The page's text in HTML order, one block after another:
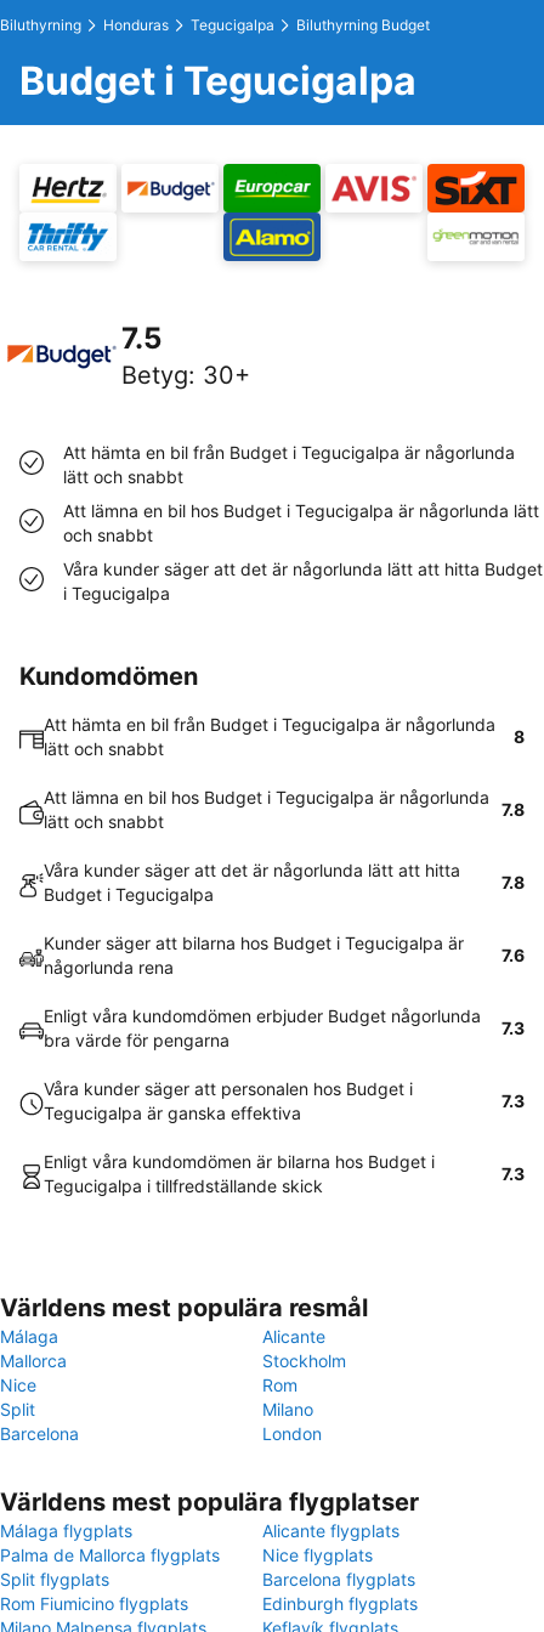
Biluthyrning Honduras Tegucigalpa Biluthyrning Budget
Budget i Tegucigalpa
7.5
Betyg: 30+
Att hämta en bil från Budget i Tegucigalpa är någorlunda
lätt och snabbt
Att lämna en bil hos Budget i Tegucigalpa är någorlunda lätt
och snabbt
Våra kunder säger att det är någorlunda lätt att hitta Budget
i Tegucigalpa
Kundomdömen
Att hämta en bil från Budget i Tegucigalpa är någorlunda
lätt och snabbt
8
Att lämna en bil hos Budget i Tegucigalpa är någorlunda
lätt och snabbt
7.8
Våra kunder säger att det är någorlunda lätt att hitta
Budget i Tegucigalpa
7.8
Kunder säger att bilarna hos Budget i Tegucigalpa är
någorlunda rena
7.6
Enligt våra kundomdömen erbjuder Budget någorlunda
bra värde för pengarna
7.3
Våra kunder säger att personalen hos Budget i
Tegucigalpa är ganska effektiva
7.3
Enligt våra kundomdömen är bilarna hos Budget i
Tegucigalpa i tillfredställande skick
7.3
Världens mest populära resmål
Málaga
Alicante
Mallorca
Stockholm
Nice
Rom
Split
Milano
Barcelona
London
Världens mest populära flygplatser
Málaga flygplats
Alicante flygplats
Palma de Mallorca flygplats
Nice flygplats
Split flygplats
Barcelona flygplats
Rom Fiumicino flygplats
Edinburgh flygplats
Milano Malpensa flygplats
Keflavík flygplats